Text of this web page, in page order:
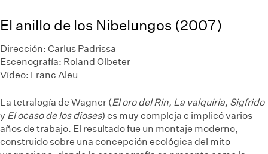
El anillo de los Nibelungos (2007)
Dirección: Carlus Padrissa
Escenografía: Roland Olbeter
Vídeo: Franc Aleu
La tetralogía de Wagner (El oro del Rin, La valquiria, Sigfrido
y El ocaso de los dioses) es muy compleja e implicó varios
años de trabajo. El resultado fue un montaje moderno,
construido sobre una concepción ecológica del mito